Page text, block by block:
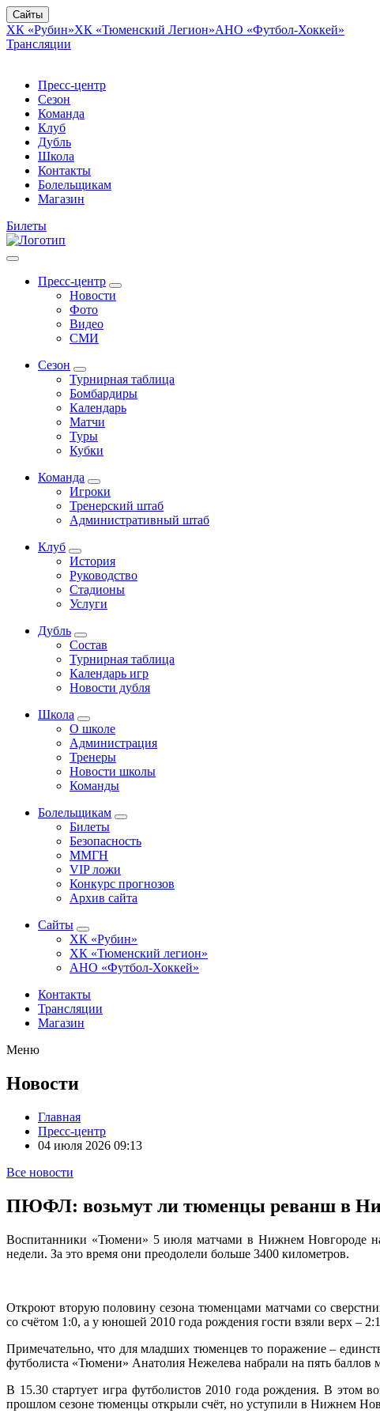
Сайты
ХК «Рубин»ХК «Тюменский Легион»АНО «Футбол-Хоккей»
Трансляции
Пресс-центр
Сезон
Команда
Клуб
Дубль
Школа
Контакты
Болельщикам
Магазин
Билеты
Пресс-центр
Новости
Фото
Видео
СМИ
Сезон
Турнирная таблица
Бомбардиры
Календарь
Матчи
Туры
Кубки
Команда
Игроки
Тренерский штаб
Административный штаб
Клуб
История
Руководство
Стадионы
Услуги
Дубль
Состав
Турнирная таблица
Календарь игр
Новости дубля
Школа
О школе
Администрация
Тренеры
Новости школы
Команды
Болельщикам
Билеты
Безопасность
ММГН
VIP ложи
Конкурс прогнозов
Архив сайта
Сайты
ХК «Рубин»
ХК «Тюменский легион»
АНО «Футбол-Хоккей»
Контакты
Трансляции
Магазин
Меню
Новости
Главная
Пресс-центр
04 июля 2026 09:13
Все новости
ПЮФЛ: возьмут ли тюменцы реванш в
Воспитанники «Тюмени» 5 июля матчами в Нижнем Новгороде
недели. За это время они преодолели больше 3400 километров.
Откроют вторую половину сезона тюменцами матчами со
со счётом 1:0, а у юношей 2010 года рождения гости взяли верх –
Примечательно, что для младших тюменцев то поражение –
футболиста «Тюмени» Анатолия Нежелева набрали на пять
В 15.30 стартует игра футболистов 2010 года рождения. В
прошлом сезоне тюменцы открыли счёт, но уступили в Нижнем